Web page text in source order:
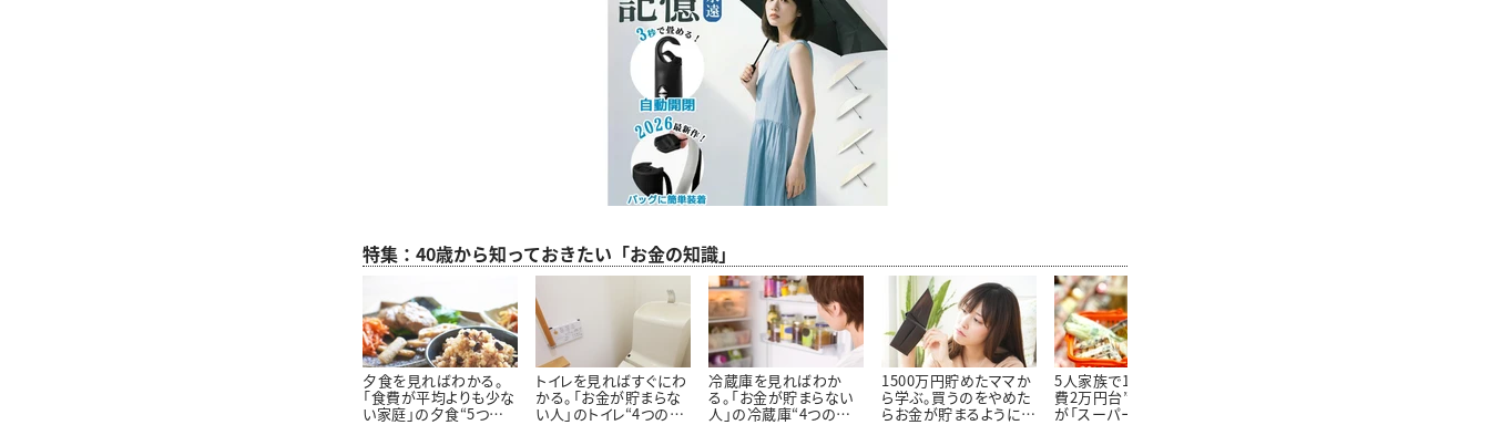
特集：40歳から知っておきたい「お金の知識」
夕食を見ればわかる。
「食費が平均よりも少な
い家庭」の夕食“5つの
トイレを見ればすぐにわ
かる。「お金が貯まらな
い人」のトイレ“4つの特
冷蔵庫を見ればわか
る。「お金が貯まらない
人」の冷蔵庫“4つの特
1500万円貯めたママか
ら学ぶ。買うのをやめた
らお金が貯まるようにな
5人家族で1か月の“食
費2万円台”。そんな私
が「スーパーで買わない